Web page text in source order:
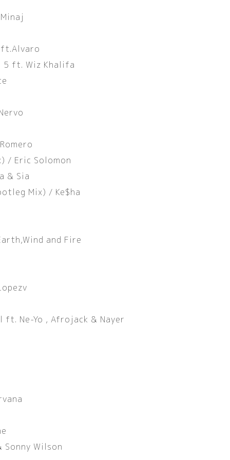
ft.Alvaro
ft. Wiz Khalifa
) / Eric Solomon
& Sia
Mix) / Ke$ha
,Wind and Fire
Ne-Yo , Afrojack & Nayer
Wilson